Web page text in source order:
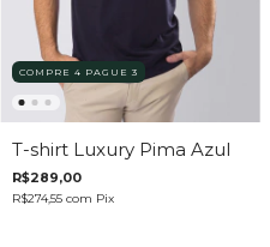
COMPRE 4 PAGUE 3
T-shirt Luxury Pima Azul
R$289,00
R$274,55 com Pix